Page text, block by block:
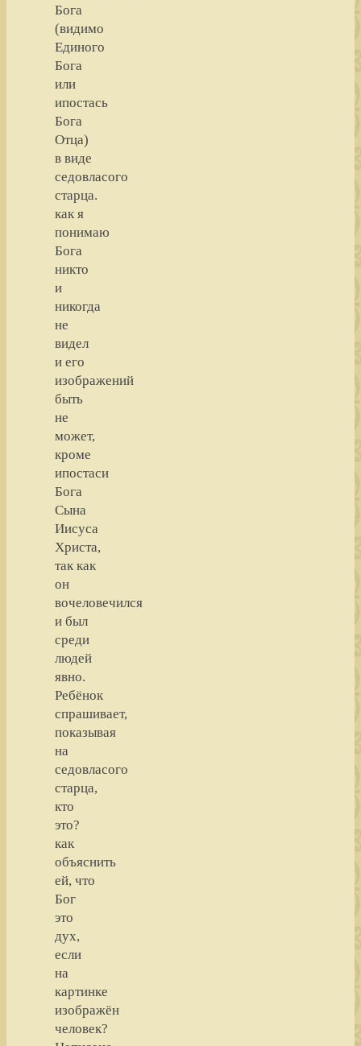
Бога
(видимо
Единого
Бога
или
ипостась
Бога
Отца)
в виде
седовласого
старца.
как я
понимаю
Бога
никто
и
никогда
не
видел
и его
изображений
быть
не
может,
кроме
ипостаси
Бога
Сына
Иисуса
Христа,
так как
он
вочеловечился
и был
среди
людей
явно.
Ребёнок
спрашивает,
показывая
на
седовласого
старца,
кто
это?
как
объяснить
ей, что
Бог
это
дух,
если
на
картинке
изображён
человек?